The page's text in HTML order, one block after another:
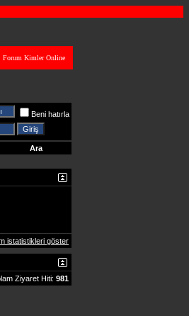
Forum Kimler Online
Beni hatırla
Ara
istatistikleri göster
Ziyaret Hiti: 981